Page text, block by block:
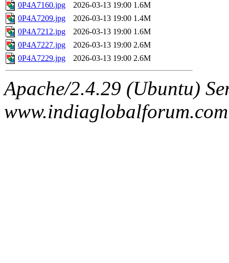
0P4A7160.jpg
2026-03-13 19:00 1.6M
0P4A7209.jpg
2026-03-13 19:00 1.4M
0P4A7212.jpg
2026-03-13 19:00 1.6M
0P4A7227.jpg
2026-03-13 19:00 2.6M
0P4A7229.jpg
2026-03-13 19:00 2.6M
Apache/2.4.29 (Ubuntu)